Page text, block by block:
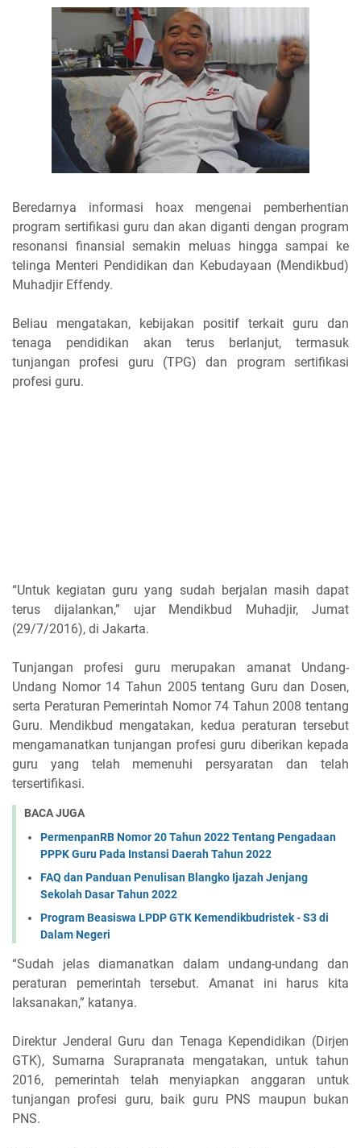
Beredarnya informasi hoax mengenai pemberhentian
program sertifikasi guru dan akan diganti dengan program
resonansi finansial semakin meluas hingga sampai ke
telinga Menteri Pendidikan dan Kebudayaan (Mendikbud)
Muhadjir Effendy.
Beliau mengatakan, kebijakan positif terkait guru dan
tenaga pendidikan akan terus berlanjut, termasuk
tunjangan profesi guru (TPG) dan program sertifikasi
profesi guru.
“Untuk kegiatan guru yang sudah berjalan masih dapat
terus dijalankan,” ujar Mendikbud Muhadjir, Jumat
(29/7/2016), di Jakarta.
Tunjangan profesi guru merupakan amanat Undang-
Undang Nomor 14 Tahun 2005 tentang Guru dan Dosen,
serta Peraturan Pemerintah Nomor 74 Tahun 2008 tentang
Guru. Mendikbud mengatakan, kedua peraturan tersebut
mengamanatkan tunjangan profesi guru diberikan kepada
guru yang telah memenuhi persyaratan dan telah
tersertifikasi.
BACA JUGA
PermenpanRB Nomor 20 Tahun 2022 Tentang Pengadaan
PPPK Guru Pada Instansi Daerah Tahun 2022
FAQ dan Panduan Penulisan Blangko Ijazah Jenjang
Sekolah Dasar Tahun 2022
Program Beasiswa LPDP GTK Kemendikbudristek - S3 di
Dalam Negeri
“Sudah jelas diamanatkan dalam undang-undang dan
peraturan pemerintah tersebut. Amanat ini harus kita
laksanakan,” katanya.
Direktur Jenderal Guru dan Tenaga Kependidikan (Dirjen
GTK), Sumarna Surapranata mengatakan, untuk tahun
2016, pemerintah telah menyiapkan anggaran untuk
tunjangan profesi guru, baik guru PNS maupun bukan
PNS.